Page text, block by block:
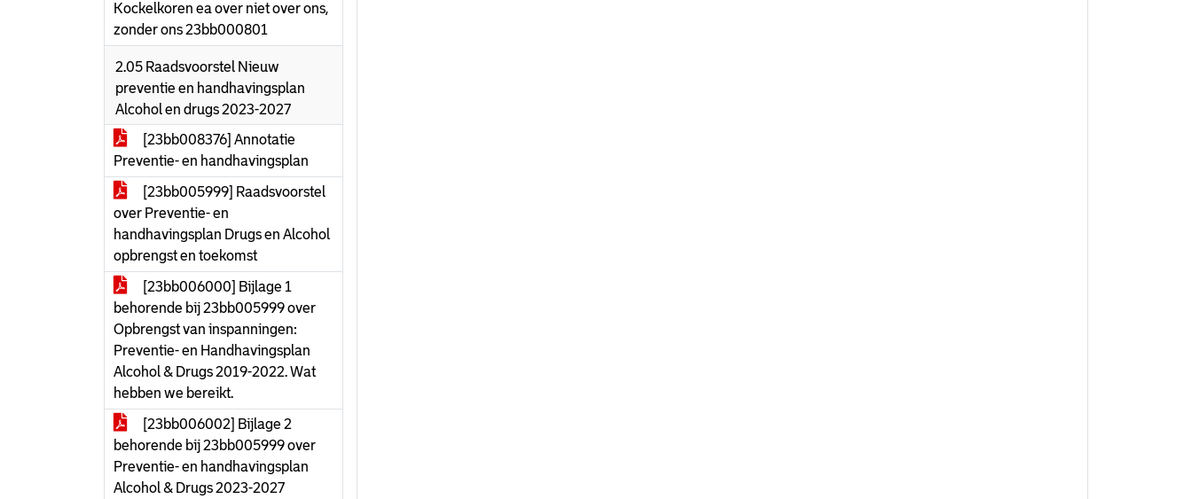
Kockelkoren ea over niet over ons,
zonder ons 23bb000801
2.05 Raadsvoorstel Nieuw
preventie en handhavingsplan
Alcohol en drugs 2023-2027
[23bb008376] Annotatie
Preventie- en handhavingsplan
[23bb005999] Raadsvoorstel
over Preventie- en
handhavingsplan Drugs en Alcohol
opbrengst en toekomst
[23bb006000] Bijlage 1
behorende bij 23bb005999 over
Opbrengst van inspanningen:
Preventie- en Handhavingsplan
Alcohol & Drugs 2019-2022. Wat
hebben we bereikt.
[23bb006002] Bijlage 2
behorende bij 23bb005999 over
Preventie- en handhavingsplan
Alcohol & Drugs 2023-2027